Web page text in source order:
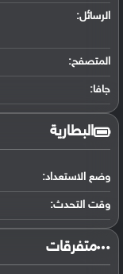
الرسائل:
المتصفح:
جافا:
البطارية
وضع الاستعداد:
وقت التحدث:
‏متفرقات‏